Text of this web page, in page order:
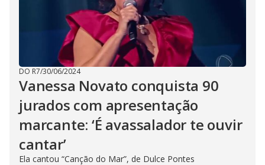
DO R7/30/06/2024
Vanessa Novato conquista 90
jurados com apresentação
marcante: ‘É avassalador te ouvir
cantar’
Ela cantou “Canção do Mar”, de Dulce Pontes